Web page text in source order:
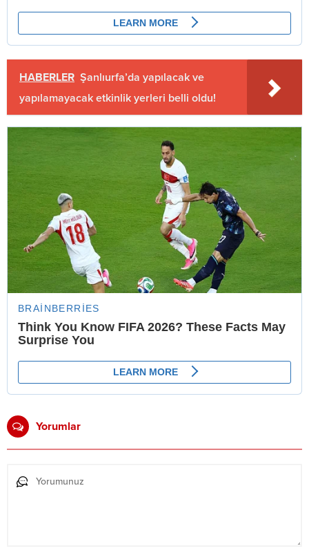
HABERLER Şanlıurfa’da yapılacak ve
yapılamayacak etkinlik yerleri belli oldu!
Yorumlar